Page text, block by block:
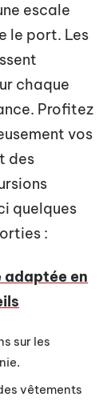
escale
le port. Les
chaque
Profitez
vos
des
quelques
:
adaptée en
sur les
vêtements